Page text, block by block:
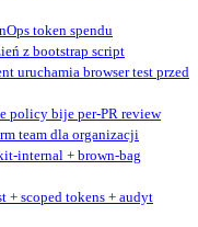
token spendu
z bootstrap script
uruchamia browser test przed
policy bije per-PR review
team dla organizacji
internal + brown-bag
scoped tokens + audyt